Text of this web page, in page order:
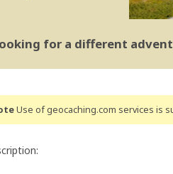
for a different
Use of geocaching.com services is